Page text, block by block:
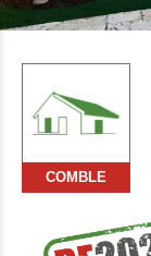
COMBLE